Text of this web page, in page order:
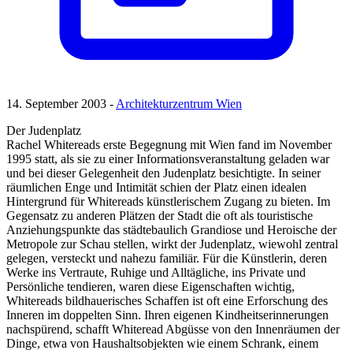
14. September 2003 -Architekturzentrum Wien
Der Judenplatz
Rachel Whitereads erste Begegnung mit Wien fand im November
1995 statt, als sie zu einer Informationsveranstaltung geladen war
und bei dieser Gelegenheit den Judenplatz besichtigte. In seiner
räumlichen Enge und Intimität schien der Platz einen idealen
Hintergrund für Whitereads künstlerischem Zugang zu bieten. Im
Gegensatz zu anderen Plätzen der Stadt die oft als touristische
Anziehungspunkte das städtebaulich Grandiose und Heroische der
Metropole zur Schau stellen, wirkt der Judenplatz, wiewohl zentral
gelegen, versteckt und nahezu familiär. Für die Künstlerin, deren
Werke ins Vertraute, Ruhige und Alltägliche, ins Private und
Persönliche tendieren, waren diese Eigenschaften wichtig,
Whitereads bildhauerisches Schaffen ist oft eine Erforschung des
Inneren im doppelten Sinn. Ihren eigenen Kindheitserinnerungen
nachspürend, schafft Whiteread Abgüsse von den Innenräumen der
Dinge, etwa von Haushaltsobjekten wie einem Schrank, einem